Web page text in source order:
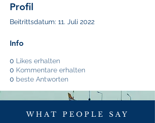
Profil
Beitrittsdatum: 11. Juli 2022
Info
0 Likes erhalten
0 Kommentare erhalten
0 beste Antworten
WHAT PEOPLE SAY